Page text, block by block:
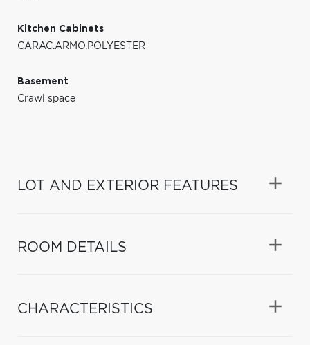
Kitchen Cabinets
CARAC.ARMO.POLYESTER
Basement
Crawl space
LOT AND EXTERIOR FEATURES
ROOM DETAILS
CHARACTERISTICS